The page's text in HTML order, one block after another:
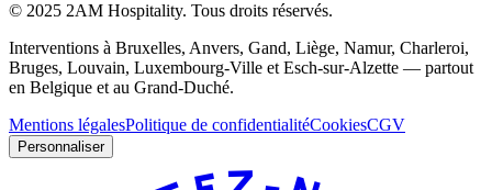
© 2025 2AM Hospitality. Tous droits réservés.
Interventions à Bruxelles, Anvers, Gand, Liège, Namur, Charleroi,
Bruges, Louvain, Luxembourg-Ville et Esch-sur-Alzette — partout
en Belgique et au Grand-Duché.
Mentions légalesPolitique de confidentialitéCookiesCGV
Personnaliser